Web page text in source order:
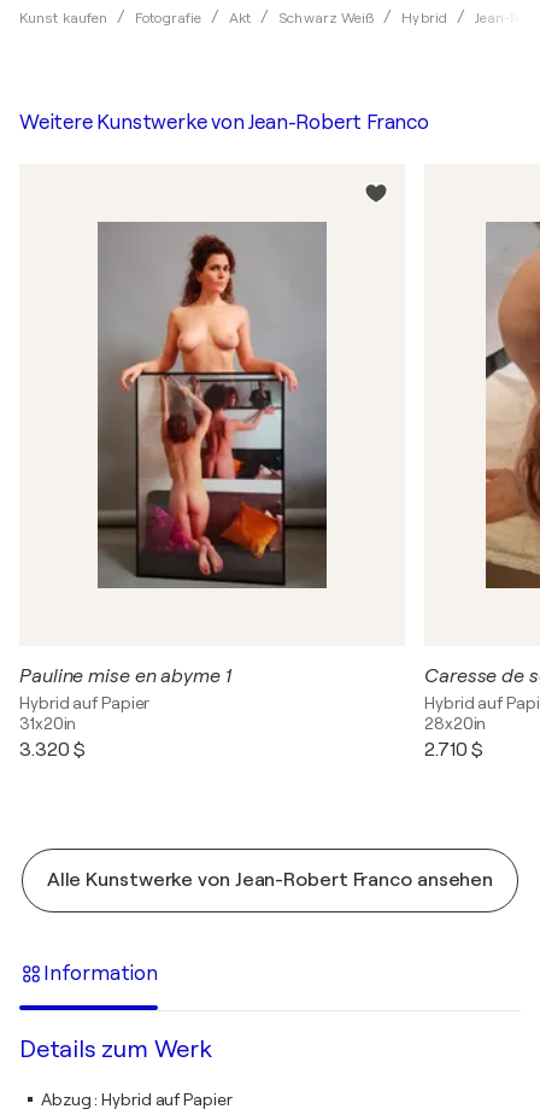
Kunst kaufen Fotografie Akt Schwarz Weiß Hybrid Jean-
Weitere Kunstwerke vonJean-Robert Franco
Pauline mise en abyme 1
Hybrid auf Papier
31x20in
3.320 $
Caresse de
Hybrid auf
28x20in
2.710 $
Alle Kunstwerke von Jean-Robert Franco ansehen
Information
Details zum Werk
Abzug:Hybrid auf Papier